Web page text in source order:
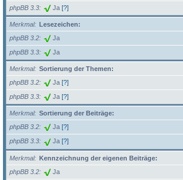
phpBB 3.3 Ja [?]
Merkmal
Lesezeichen:
phpBB 3.2
Ja
phpBB 3.3 Ja
Merkmal
Sortierung der Themen:
phpBB 3.2
Ja [?]
phpBB 3.3 Ja [?]
Merkmal
Sortierung der Beiträge:
phpBB 3.2
Ja [?]
phpBB 3.3 Ja [?]
Merkmal
Kennzeichnung der eigenen Beiträge:
phpBB 3.2
Ja